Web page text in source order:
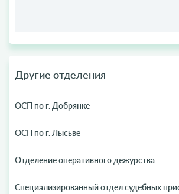
Другие отделения
ОСП по г. Добрянке
ОСП по г. Лысьве
Отделение оперативного дежурства
Специализированный отдел судебных